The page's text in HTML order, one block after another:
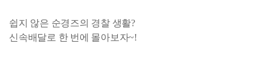
쉽지 않은 순경즈의 경찰 생활?
신속배달로 한 번에 몰아보자~!